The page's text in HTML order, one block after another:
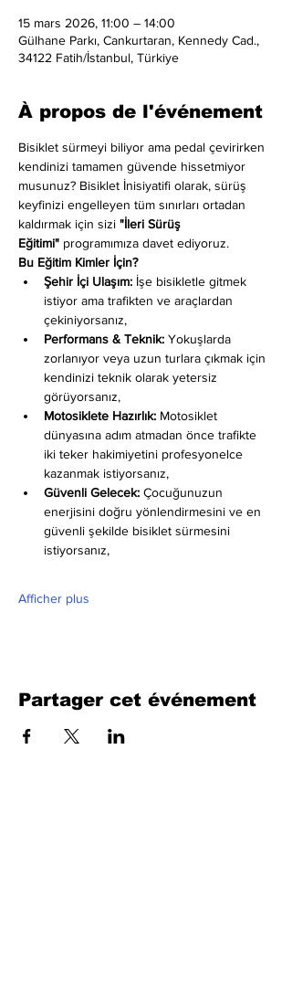
15 mars 2026, 11:00 – 14:00
Gülhane Parkı, Cankurtaran, Kennedy Cad.,
34122 Fatih/İstanbul, Türkiye
À propos de l'événement
Bisiklet sürmeyi biliyor ama pedal çevirirken
kendinizi tamamen güvende hissetmiyor
musunuz? Bisiklet İnisiyatifi olarak, sürüş
keyfinizi engelleyen tüm sınırları ortadan
kaldırmak için sizi "İleri Sürüş
Eğitimi" programımıza davet ediyoruz.
Bu Eğitim Kimler İçin?
Şehir İçi Ulaşım: İşe bisikletle gitmek
istiyor ama trafikten ve araçlardan
çekiniyorsanız,
Performans & Teknik: Yokuşlarda
zorlanıyor veya uzun turlara çıkmak için
kendinizi teknik olarak yetersiz
görüyorsanız,
Motosiklete Hazırlık: Motosiklet
dünyasına adım atmadan önce trafikte
iki teker hakimiyetini profesyonelce
kazanmak istiyorsanız,
Güvenli Gelecek: Çocuğunuzun
enerjisini doğru yönlendirmesini ve en
güvenli şekilde bisiklet sürmesini
istiyorsanız,
Afficher plus
Partager cet événement